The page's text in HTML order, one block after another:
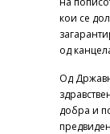
кои се
од
Од
добра и